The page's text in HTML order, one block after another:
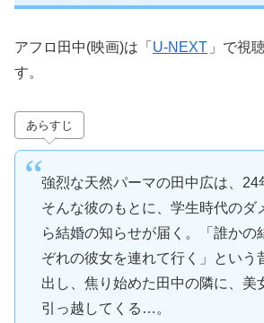
アフロ田中(映画)は「 U-NEXT 」で視
す。
あらすじ
強烈な天然パーマの田中広は、24
そんな彼のもとに、学生時代のダ
ら結婚の知らせが届く。「誰かの
ぞれの彼女を連れて行く」という
出し、焦り始めた田中の隣に、美
引っ越してくる…。